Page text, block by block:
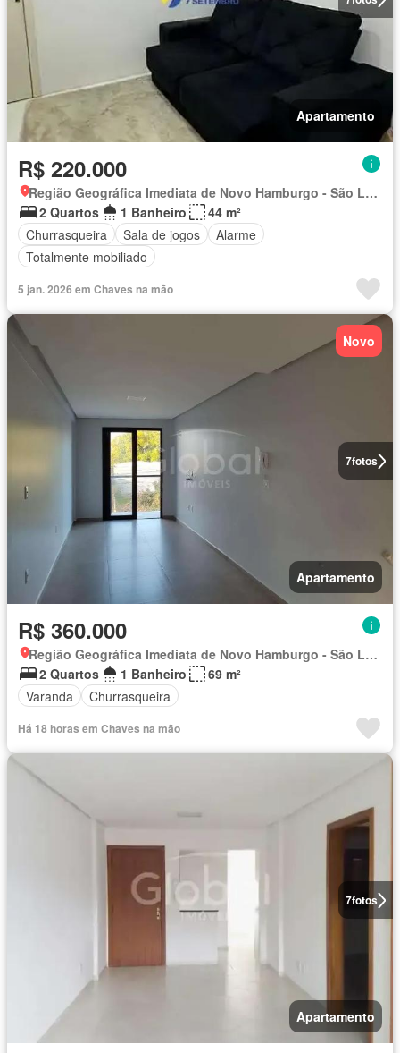
Apartamento
R$ 220.000
Região Geográfica Imediata de Novo Hamburgo - São Leopoldo, Região Metropolitana de Porto Alegre
2 Quartos
1 Banheiro
44 m²
Churrasqueira
Sala de jogos
Alarme
Totalmente mobiliado
5 jan. 2026 em Chaves na mão
7fotos
Novo
Apartamento
R$ 360.000
Região Geográfica Imediata de Novo Hamburgo - São Leopoldo, Região Metropolitana de Porto Alegre
2 Quartos
1 Banheiro
69 m²
Varanda
Churrasqueira
Há 18 horas em Chaves na mão
7fotos
Apartamento